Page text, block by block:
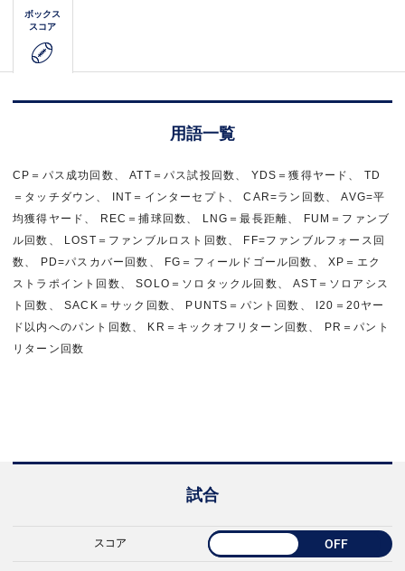
ボックス
スコア
用語一覧
CP＝パス成功回数、 ATT＝パス試投回数、 YDS＝獲得ヤード、 TD
＝タッチダウン、 INT＝インターセプト、 CAR=ラン回数、 AVG=平
均獲得ヤード、 REC＝捕球回数、 LNG＝最長距離、 FUM＝ファンブ
ル回数、 LOST＝ファンブルロスト回数、 FF=ファンブルフォース回
数、 PD=パスカバー回数、 FG＝フィールドゴール回数、 XP＝エク
ストラポイント回数、 SOLO＝ソロタックル回数、 AST＝ソロアシス
ト回数、 SACK＝サック回数、 PUNTS＝パント回数、 I20＝20ヤー
ド以内へのパント回数、 KR＝キックオフリターン回数、 PR＝パント
リターン回数
試合
スコア OFF